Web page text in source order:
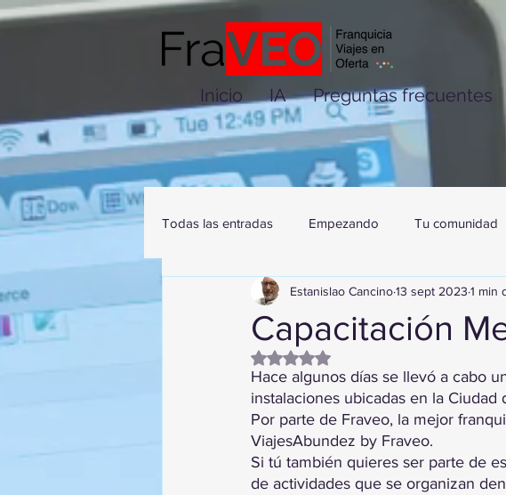
Inicio IA Preguntas frecuentes
Todas las entradas Empezando Tu comunidad
Capacitación
Estanislao Cancino13 sept 2023 1 min
Obtuvo NaN de 5 estrellas.
Hace algunos días se llevó a cabo
instalaciones ubicadas en la Ciudad
Por parte de Fraveo, la mejor
ViajesAbundez by Fraveo.
Si tú también quieres ser parte de
de actividades que se organizan